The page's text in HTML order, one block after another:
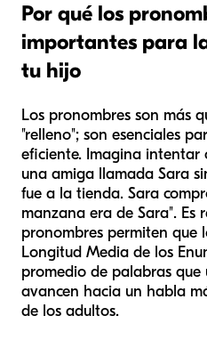
Por qué los
importantes para
tu hijo
Los pronombres son más
"relleno"; son esenciales
eficiente. Imagina intentar
una amiga llamada Sara
fue a la tienda. Sara
manzana era de Sara". Es
pronombres permiten que
Longitud Media de los
promedio de palabras
avancen hacia un habla
de los adultos.